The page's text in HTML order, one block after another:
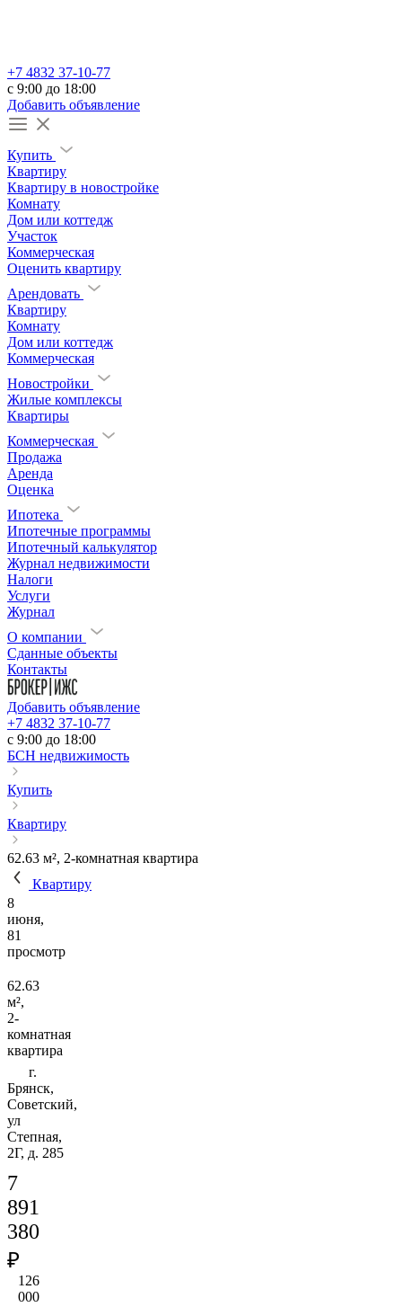
+7 4832 37-10-77
c 9:00 до 18:00
Добавить объявление
Купить
Квартиру
Квартиру в новостройке
Комнату
Дом или коттедж
Участок
Коммерческая
Оценить квартиру
Арендовать
Квартиру
Комнату
Дом или коттедж
Коммерческая
Новостройки
Жилые комплексы
Квартиры
Коммерческая
Продажа
Аренда
Оценка
Ипотека
Ипотечные программы
Ипотечный калькулятор
Журнал недвижимости
Налоги
Услуги
Журнал
О компании
Сданные объекты
Контакты
Добавить объявление
+7 4832 37-10-77
c 9:00 до 18:00
БСН недвижимость
Купить
Квартиру
62.63 м², 2-комнатная квартира
Квартиру
8
июня,
81
просмотр
62.63
м²,
2-
комнатная
квартира
г.
Брянск,
Советский,
ул
Степная,
2Г, д. 285
7
891
380
₽
126
000